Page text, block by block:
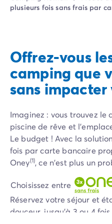
Camping Biarritz
Camping Bretagne
Camping Côtes d'Armor
Camping Finistère
Camping Ille-et-Vilaine
Camping Saint-Malo
Camping Vannes
Camping Centre-Val de
Camping Indre-et-Loire
Camping Chenonceau
Camping Champagne-
Camping Ardennes
Camping Corse-du-Sud
plusieurs fois sans frais par
Offrez-vous
camping que
sans impacter
Imaginez : vous trouvez le
piscine de rêve et
Le budget ! Avec la
fois par carte bancaire
Oney(1), ce n'est plus un
Choisissez entre
Réservez votre séjour et
douceur, jusqu'à 3 ou 4